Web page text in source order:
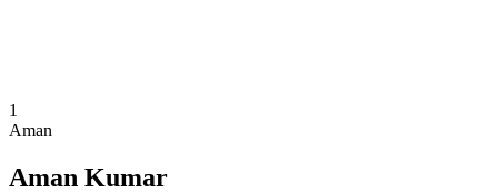
1
Aman
Aman Kumar